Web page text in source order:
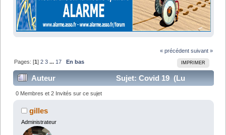
« précédent suivant »
IMPRIMER
Pages: [1]2 3 ... 17 En bas
Auteur
Sujet: Covid 19 (Lu
247151 fois)
0 Membres et 2 Invités sur ce sujet
gilles
Administrateur